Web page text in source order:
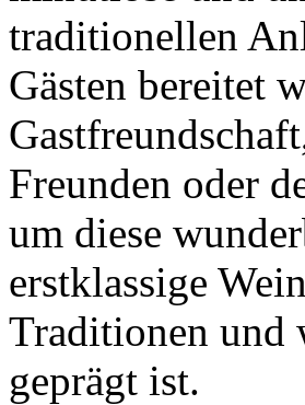
traditionellen
Gästen bereitet
Freunden oder
um diese
erstklassige
Traditionen und
geprägt ist.